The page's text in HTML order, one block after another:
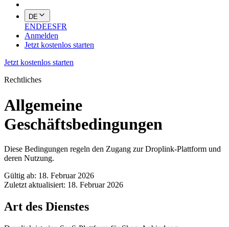
DE
ENDEESFR
Anmelden
Jetzt kostenlos starten
Jetzt kostenlos starten
Rechtliches
Allgemeine
Geschäftsbedingungen
Diese Bedingungen regeln den Zugang zur Droplink-Plattform und
deren Nutzung.
Gültig ab: 18. Februar 2026
Zuletzt aktualisiert: 18. Februar 2026
Art des Dienstes